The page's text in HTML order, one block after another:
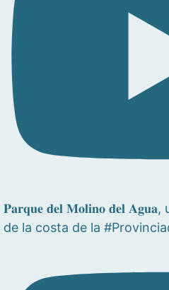
𝐏𝐚𝐫𝐪𝐮𝐞 𝐝𝐞𝐥 𝐌𝐨𝐥𝐢𝐧𝐨 𝐝𝐞𝐥
de la costa de la